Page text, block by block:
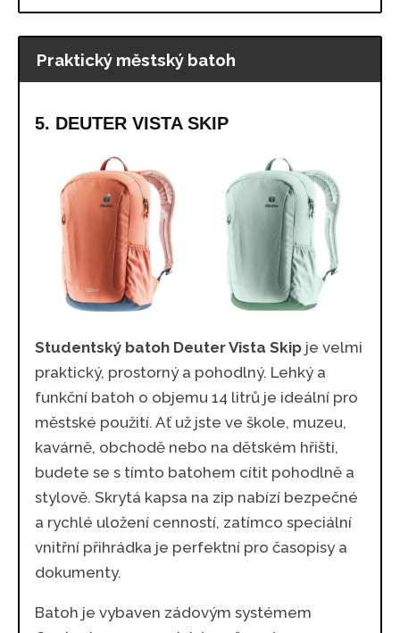
Praktický městský batoh
5. DEUTER VISTA SKIP
Studentský batoh Deuter Vista Skip je velmi
praktický, prostorný a pohodlný. Lehký a
funkční batoh o objemu 14 litrů je ideální pro
městské použití. Ať už jste ve škole, muzeu,
kavárně, obchodě nebo na dětském hřišti,
budete se s tímto batohem cítit pohodlně a
stylově. Skrytá kapsa na zip nabízí bezpečné
a rychlé uložení cenností, zatímco speciální
vnitřní přihrádka je perfektní pro časopisy a
dokumenty.
Batoh je vybaven zádovým systémem